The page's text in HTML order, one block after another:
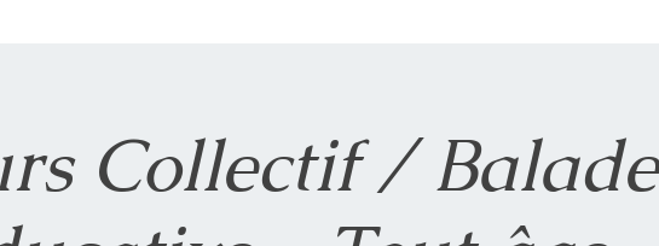
Collectif / Balade